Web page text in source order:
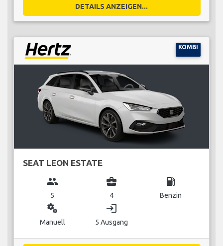
DETAILS ANZEIGEN...
KOMBI
SEAT LEON ESTATE
group
5
business_center
4
local_gas_station
Benzin
miscellaneous_services
Manuell
login
5 Ausgang